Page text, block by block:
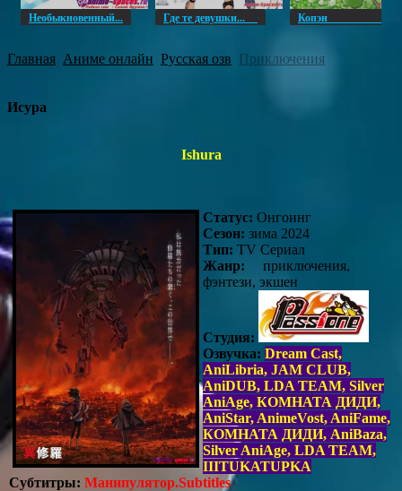
Необыкновенный... Где те девушки... Копэн
Главная Аниме онлайн Русская озв Приключения
Исура
Ishura
Статус: Онгоинг
Сезон: зима 2024
Тип: TV Сериал
Жанр: приключения,
фэнтези, экшен
Студия:
Озвучка: Dream Cast,
AniLibria, JAM CLUB,
AniDUB, LDA TEAM, Silver
AniAge, КОМНАТА ДИДИ,
AniStar, AnimeVost, AniFame,
КОМНАТА ДИДИ, AniBaza,
Silver AniAge, LDA TEAM,
IIITUKATUPKA
Субтитры: Манипулятор.Subtitles